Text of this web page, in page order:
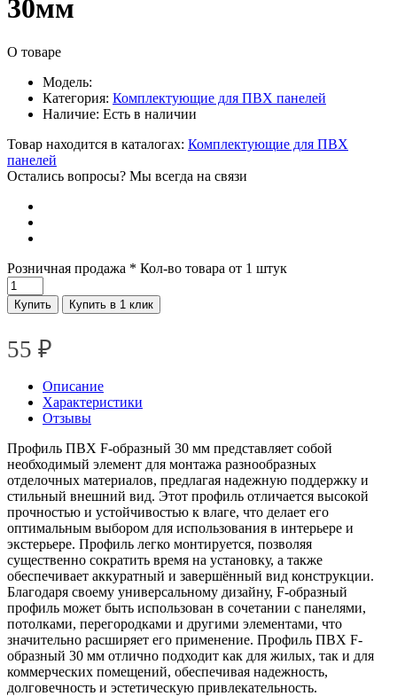
30мм
О товаре
Модель:
Категория: Комплектующие для ПВХ панелей
Наличие: Есть в наличии
Товар находится в каталогах: Комплектующие для ПВХ
панелей
Остались вопросы? Мы всегда на связи
Розничная продажа * Кол-во товара от 1 штук
Купить Купить в 1 клик
55 ₽
Описание
Характеристики
Отзывы
Профиль ПВХ F-образный 30 мм представляет собой
необходимый элемент для монтажа разнообразных
отделочных материалов, предлагая надежную поддержку и
стильный внешний вид. Этот профиль отличается высокой
прочностью и устойчивостью к влаге, что делает его
оптимальным выбором для использования в интерьере и
экстерьере. Профиль легко монтируется, позволяя
существенно сократить время на установку, а также
обеспечивает аккуратный и завершённый вид конструкции.
Благодаря своему универсальному дизайну, F-образный
профиль может быть использован в сочетании с панелями,
потолками, перегородками и другими элементами, что
значительно расширяет его применение. Профиль ПВХ F-
образный 30 мм отлично подходит как для жилых, так и для
коммерческих помещений, обеспечивая надежность,
долговечность и эстетическую привлекательность.